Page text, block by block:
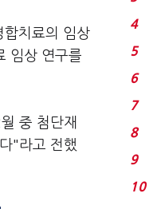
합치료의 임상
임상 연구를
중 첨단재
"라고 전했
4
5
6
7
8
9
10